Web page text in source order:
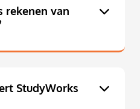
rekenen van
StudyWorks